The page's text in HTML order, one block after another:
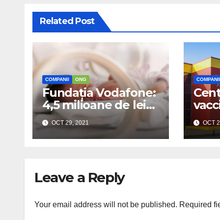
Related Post
COMPANII ONG
Fundația Vodafone:
4,5 milioane de lei
pentru șase secții
de neonatologie
OCT 29, 2021
COMPANII
OCT
Leave a Reply
Your email address will not be published. Required